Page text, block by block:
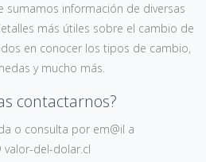
sumamos información de diversas
más útiles sobre el cambio de
en conocer los tipos de cambio,
y mucho más.
contactarnos?
o consulta por em@il a
valor-del-dolar.cl